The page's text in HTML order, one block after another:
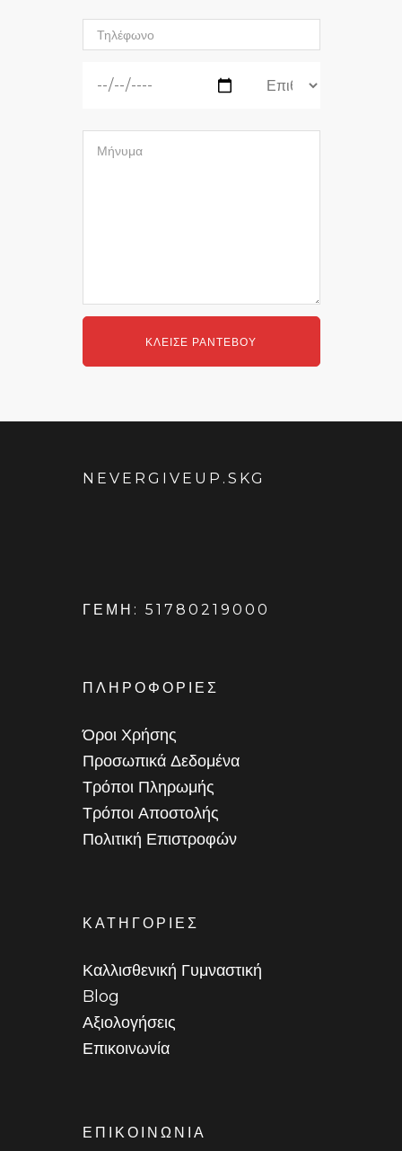
NEVERGIVEUP.SKG
ΓΕΜΗ: 51780219000
ΠΛΗΡΟΦΟΡΙΕΣ
Όροι Χρήσης
Προσωπικά Δεδομένα
Τρόποι Πληρωμής
Τρόποι Αποστολής
Πολιτική Επιστροφών
ΚΑΤΗΓΟΡΙΕΣ
Καλλισθενική Γυμναστική
Blog
Αξιολογήσεις
Επικοινωνία
ΕΠΙΚΟΙΝΩΝΙΑ